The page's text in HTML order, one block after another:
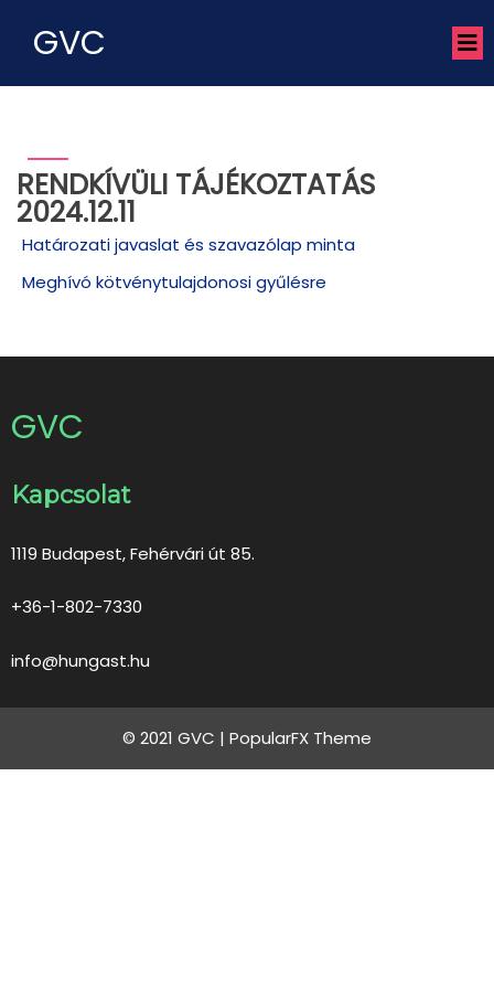
GVC
RENDKÍVÜLI TÁJÉKOZTATÁS
2024.12.11
Határozati javaslat és szavazólap minta
Meghívó kötvénytulajdonosi gyűlésre
GVC
Kapcsolat
1119 Budapest, Fehérvári út 85.
+36-1-802-7330
info@hungast.hu
© 2021 GVC | PopularFX Theme